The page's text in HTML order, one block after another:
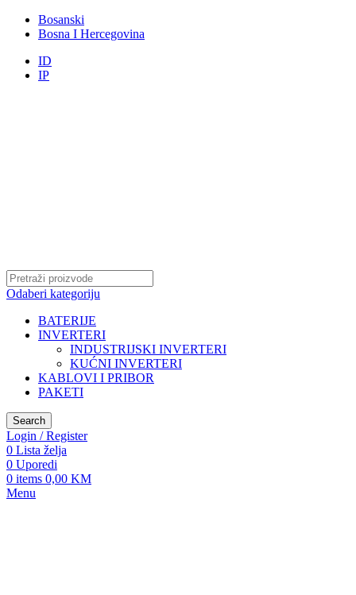
Bosanski
Bosna I Hercegovina
ID
IP
Odaberi kategoriju
BATERIJE
INVERTERI
INDUSTRIJSKI INVERTERI
KUĆNI INVERTERI
KABLOVI I PRIBOR
PAKETI
Search
Login / Register
0 Lista želja
0 Uporedi
0 items 0,00 KM
Menu